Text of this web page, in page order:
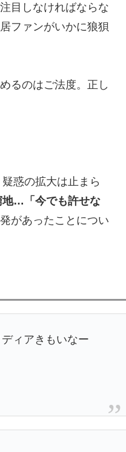
目しなければならな
ファンがいかに狼狽
るのはご法度。正し
惑の拡大は止まら
地…「今でも許せな
があったことについ
ィアきもいなー